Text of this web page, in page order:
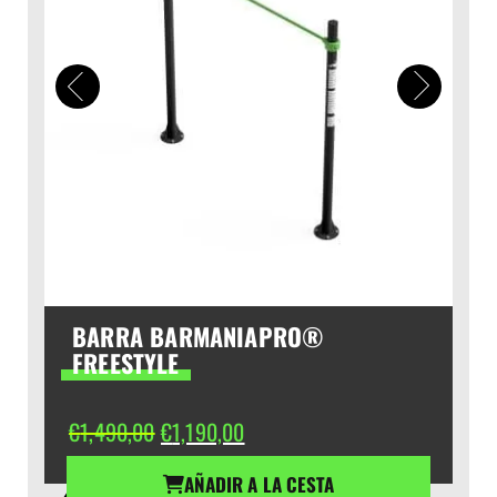
BARRA BARMANIAPRO®
FREESTYLE
€1,490,00El
precio
original
€1,190,00El
precio
actual
AÑADIR A LA CESTA